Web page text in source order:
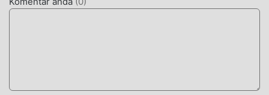
moddroid, Anda dapat langsung mengunduh versi mod